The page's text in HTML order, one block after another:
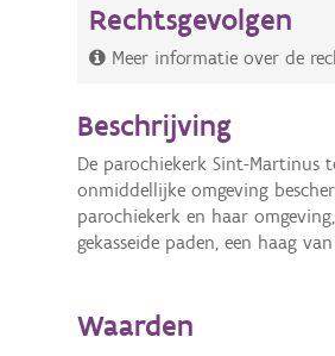
Rechtsgevolgen
Meer informatie over de
Beschrijving
De parochiekerk Sint-Martinus
onmiddellijke omgeving
parochiekerk en haar
gekasseide paden, een haag
Waarden